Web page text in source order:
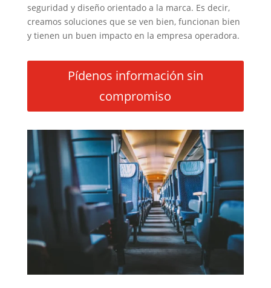
seguridad y diseño orientado a la marca. Es decir,
creamos soluciones que se ven bien, funcionan bien
y tienen un buen impacto en la empresa operadora.
Pídenos información sin
compromiso